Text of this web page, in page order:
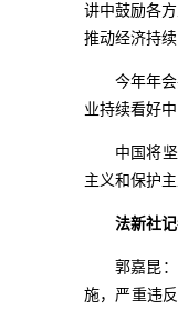
讲中鼓励各
推动经济持
今年年
业持续看好
中国将
主义和保护
法新社
郭嘉昆
施，严重违